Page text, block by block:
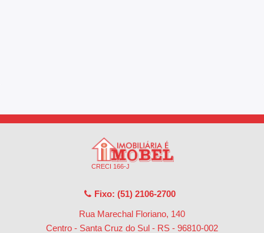
CRECI 166-J
Fixo: (51) 2106-2700
Rua Marechal Floriano, 140
Centro - Santa Cruz do Sul - RS - 96810-002